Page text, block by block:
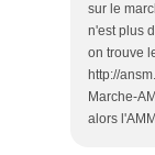
sur le
n'est plus
on trouve
http://
Marche-
alors